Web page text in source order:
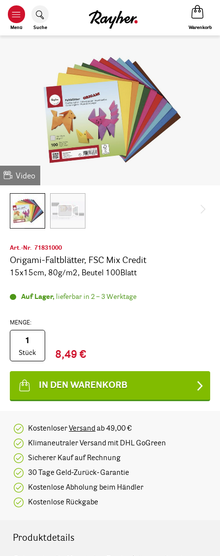
Menü Suche Warenkorb
Video
Art.-Nr. 71831000
Origami-Faltblätter, FSC Mix Credit
15x15cm, 80g/m2, Beutel 100Blatt
Auf Lager, lieferbar in 2 – 3 Werktage
IN DEN WARENKORB
MENGE:
Stück 8,49 €
KostenloserVersand ab 49,00 €
Klimaneutraler Versand mit DHL GoGreen
Sicherer Kauf auf Rechnung
30 Tage Geld-Zurück-Garantie
Kostenlose Abholung beim Händler
Kostenlose Rückgabe
Produktdetails